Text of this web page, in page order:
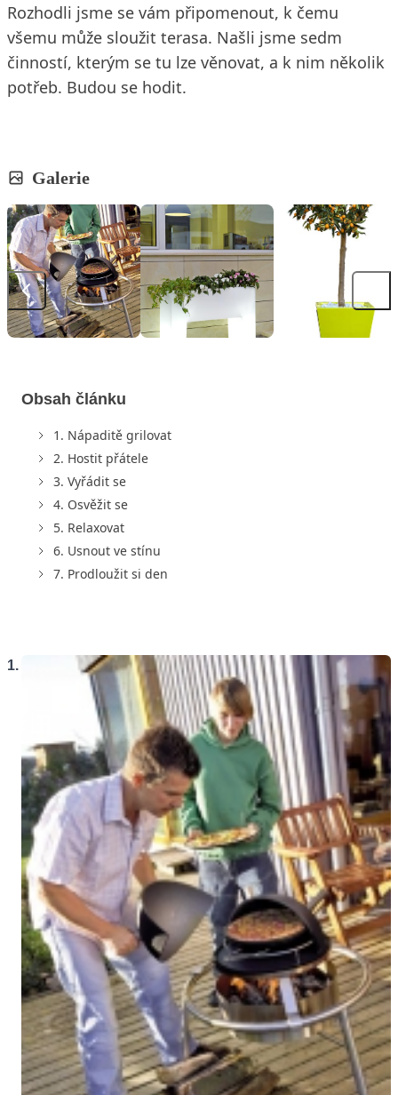
Rozhodli jsme se vám připomenout, k čemu
všemu může sloužit terasa. Našli jsme sedm
činností, kterým se tu lze věnovat, a k nim několik
potřeb. Budou se hodit.
Galerie
Obsah článku
1. Nápaditě grilovat
2. Hostit přátele
3. Vyřádit se
4. Osvěžit se
5. Relaxovat
6. Usnout ve stínu
7. Prodloužit si den
1.